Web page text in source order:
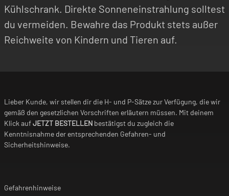
Kühlschrank. Direkte Sonneneinstrahlung solltest
du vermeiden. Bewahre das Produkt stets außer
Reichweite von Kindern und Tieren auf.
Lieber Kunde, wir stellen dir die H- und P-Sätze zur Verfügung, die wir
gemäß den gesetzlichen Vorschriften erläutern müssen. Mit deinem
Klick aufJETZT BESTELLEN bestätigst du zugleich die
Kenntnisnahme der entsprechenden Gefahren- und
Sicherheitshinweise.
Gefahrenhinweise